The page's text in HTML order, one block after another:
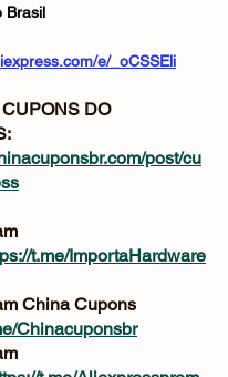
e/_oCSSEli
DO
post/cu
t.me/ImportaHardware
China Cupons
Chinacuponsbr